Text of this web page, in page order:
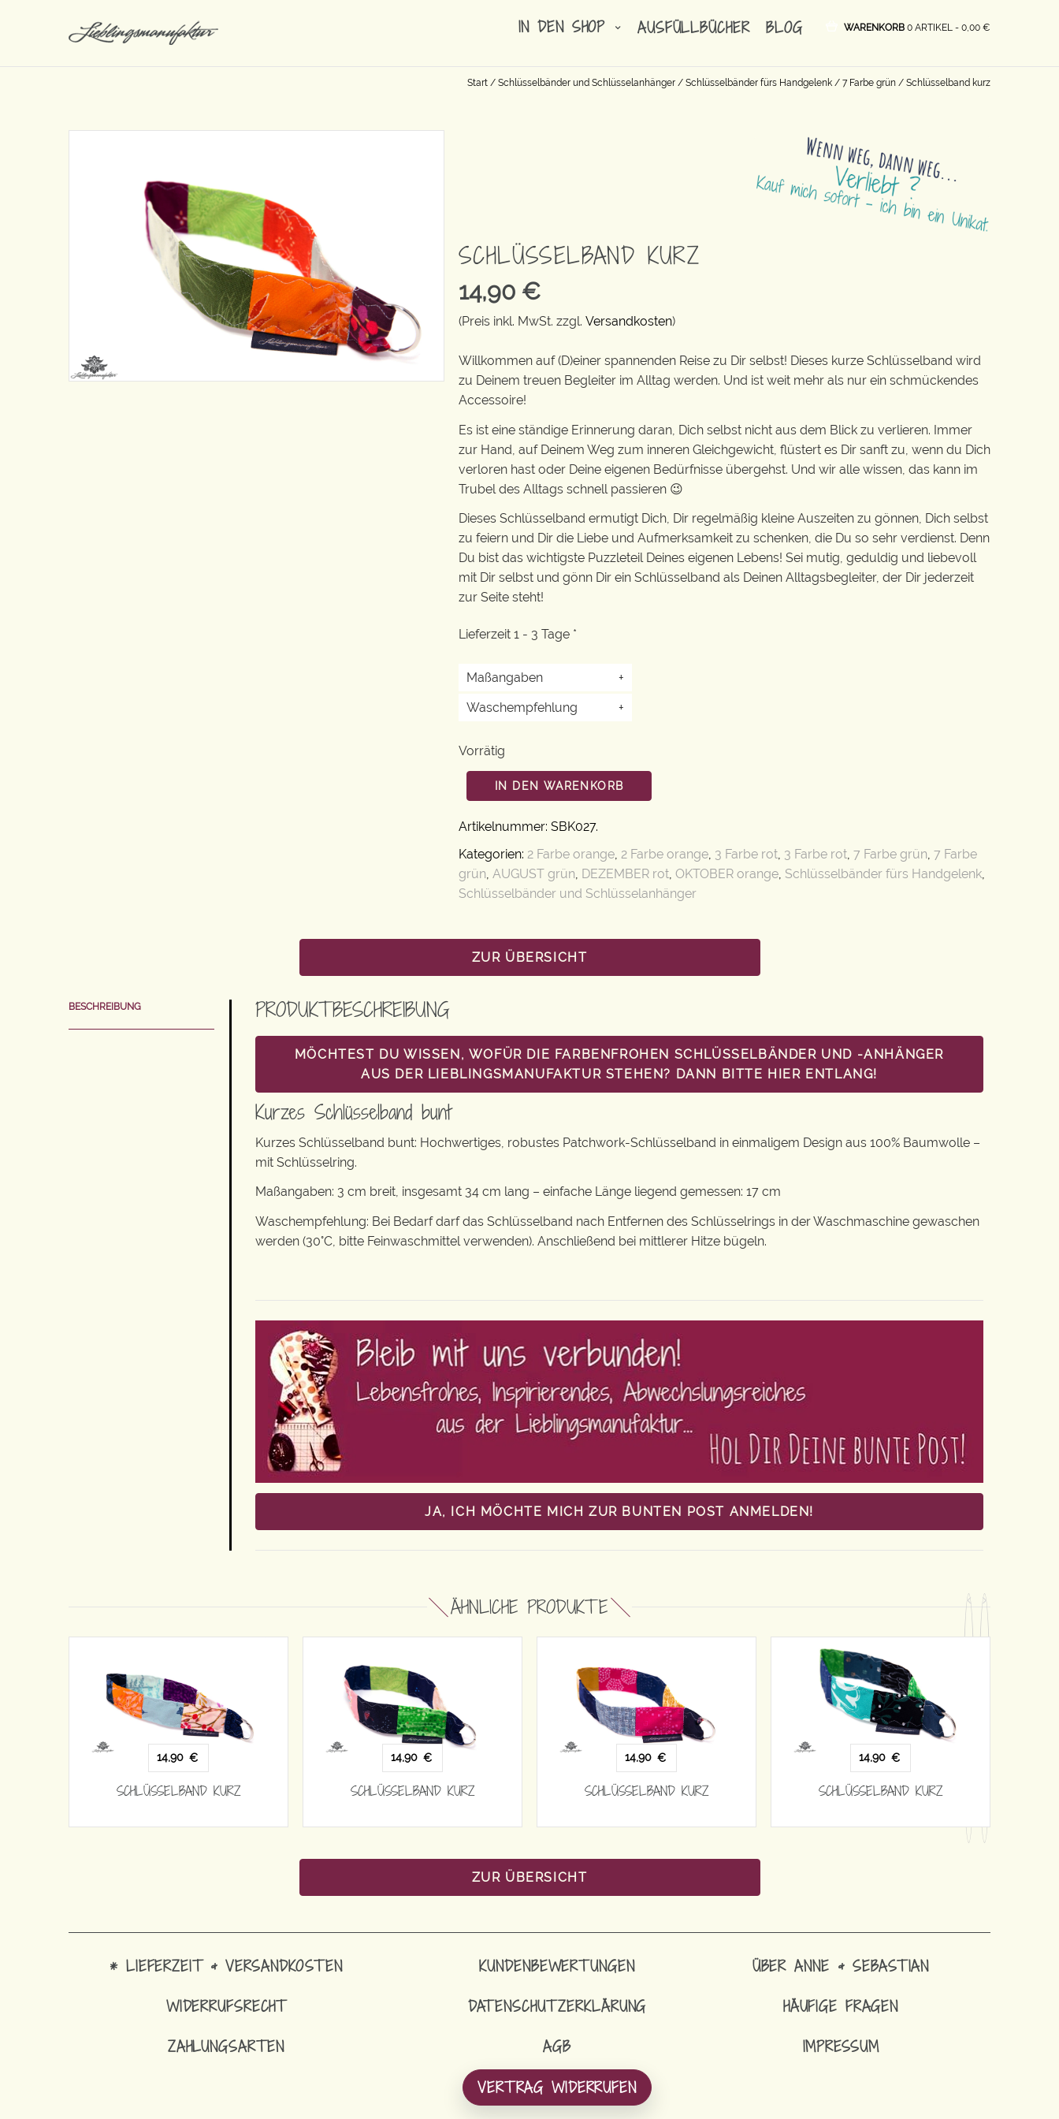
IN DEN SHOP AUSFÜLLBÜCHER BLOG WARENKORB 0 ARTIKEL - 0,00 €
Start / Schlüsselbänder und Schlüsselanhänger / Schlüsselbänder fürs Handgelenk / 7 Farbe grün / Schlüsselband kurz
SCHLÜSSELBAND KURZ
14,90 €
(Preis inkl. MwSt. zzgl. Versandkosten)
Willkommen auf (D)einer spannenden Reise zu Dir selbst! Dieses kurze Schlüsselband wird
zu Deinem treuen Begleiter im Alltag werden. Und ist weit mehr als nur ein schmückendes
Accessoire!
Es ist eine ständige Erinnerung daran, Dich selbst nicht aus dem Blick zu verlieren. Immer
zur Hand, auf Deinem Weg zum inneren Gleichgewicht, flüstert es Dir sanft zu, wenn du Dich
verloren hast oder Deine eigenen Bedürfnisse übergehst. Und wir alle wissen, das kann im
Trubel des Alltags schnell passieren 😉
Dieses Schlüsselband ermutigt Dich, Dir regelmäßig kleine Auszeiten zu gönnen, Dich selbst
zu feiern und Dir die Liebe und Aufmerksamkeit zu schenken, die Du so sehr verdienst. Denn
Du bist das wichtigste Puzzleteil Deines eigenen Lebens! Sei mutig, geduldig und liebevoll
mit Dir selbst und gönn Dir ein Schlüsselband als Deinen Alltagsbegleiter, der Dir jederzeit
zur Seite steht!
Lieferzeit 1 - 3 Tage *
Maßangaben
+
Waschempfehlung
+
Vorrätig
IN DEN WARENKORB
Artikelnummer: SBK027.
Kategorien: 2 Farbe orange 2 Farbe orange 3 Farbe rot 3 Farbe rot 7 Farbe grün 7 Farbe
grün AUGUST grün DEZEMBER rot OKTOBER orange Schlüsselbänder fürs Handgelenk
Schlüsselbänder und Schlüsselanhänger
ZUR ÜBERSICHT
BESCHREIBUNG PRODUKTBESCHREIBUNG
MÖCHTEST DU WISSEN, WOFÜR DIE FARBENFROHEN SCHLÜSSELBÄNDER UND -ANHÄNGER
AUS DER LIEBLINGSMANUFAKTUR STEHEN? DANN BITTE HIER ENTLANG!
Kurzes Schlüsselband bunt
Kurzes Schlüsselband bunt: Hochwertiges, robustes Patchwork-Schlüsselband in einmaligem Design aus 100% Baumwolle –
mit Schlüsselring.
Maßangaben: 3 cm breit, insgesamt 34 cm lang – einfache Länge liegend gemessen: 17 cm
Waschempfehlung: Bei Bedarf darf das Schlüsselband nach Entfernen des Schlüsselrings in der Waschmaschine gewaschen
werden (30°C, bitte Feinwaschmittel verwenden). Anschließend bei mittlerer Hitze bügeln.
JA, ICH MÖCHTE MICH ZUR BUNTEN POST ANMELDEN!
ÄHNLICHE PRODUKTE
14,90 €
SCHLÜSSELBAND KURZ
14,90 €
SCHLÜSSELBAND KURZ
14,90 €
SCHLÜSSELBAND KURZ
14,90 €
SCHLÜSSELBAND KURZ
ZUR ÜBERSICHT
* LIEFERZEIT & VERSANDKOSTEN
WIDERRUFSRECHT
ZAHLUNGSARTEN
KUNDENBEWERTUNGEN
DATENSCHUTZERKLÄRUNG
AGB
VERTRAG WIDERRUFEN
ÜBER ANNE & SEBASTIAN
HÄUFIGE FRAGEN
IMPRESSUM